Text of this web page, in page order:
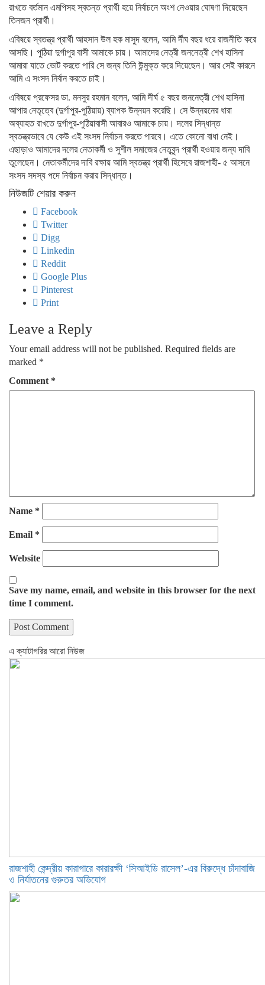
রাখতে বর্তমান এমপিসহ স্বতন্ত প্রার্থী হয়ে নির্বাচনে অংশ নেওয়ার ঘোষণা দিয়েছেন
তিনজন প্রার্থী।
এবিষয়ে স্বতন্ত্র প্রার্থী আহসান উল হক মাসুদ বলেন, আমি র্দীঘ বছর ধরে রাজনীতি করে
আসছি। পুঠিয়া দুর্গাপুর বাসী আমাকে চায়। আমাদের নেত্রী জননেত্রী শেখ হাসিনা
আমারা যাতে ভোট করতে পারি সে জন্য তিনি উন্মুক্ত করে দিয়েছেন। আর সেই কারনে
আমি এ সংসদ নির্বান করতে চাই।
এবিষয়ে প্রফেসর ডা. মনসুর রহমান বলেন, আমি দীর্ঘ ৫ বছর জননেত্রী শেখ হাসিনা
আপার নেতৃত্বে (দুর্গাপুর-পুঠিয়ায়) ব্যাপক উন্নয়ন করেছি। সে উন্নয়নের ধারা
অব্যাহত রাখতে দুর্গাপুর-পুঠিয়াবাসী আবারও আমাকে চায়। দলের সিদ্ধান্ত
স্বতন্ত্রভাবে যে কেউ এই সংসদ নির্বাচন করতে পারবে। এতে কোনো বাধা নেই।
এছাড়াও আমাদের দলের নেতাকর্মী ও সুশীল সমাজের নেতৃবৃন্দ প্রার্থী হওয়ার জন্য দাবি
তুলেছেন। নেতাকর্মীদের দাবি রক্ষায় আমি স্বতন্ত্র প্রার্থী হিসেবে রাজশাহী- ৫ আসনে
সংসদ সদস্য পদে নির্বাচন করার সিদ্ধান্ত।
নিউজটি শেয়ার করুন
Facebook
Twitter
Digg
Linkedin
Reddit
Google Plus
Pinterest
Print
Leave a Reply
Your email address will not be published. Required fields are
marked *
Comment *
Name *
Email *
Website
Save my name, email, and website in this browser for the next
time I comment.
এ ক্যাটাগরির আরো নিউজ
রাজশাহী কেন্দ্রীয় কারাগারে কারারক্ষী ‘সিআইডি রাসেল’-এর বিরুদ্ধে চাঁদাবাজি
ও নির্যাতনের গুরুতর অভিযোগ